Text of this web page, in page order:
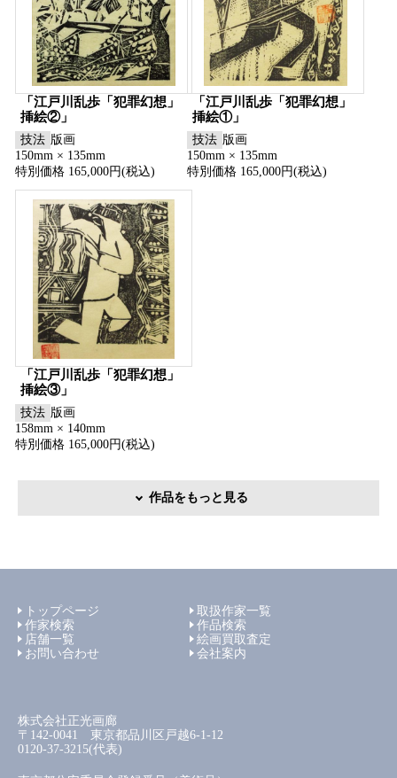
「江戸川乱歩「犯罪幻想」
挿絵②」
技法 版画
150mm × 135mm
特別価格 165,000円(税込)
「江戸川乱歩「犯罪幻想」
挿絵①」
技法 版画
150mm × 135mm
特別価格 165,000円(税込)
「江戸川乱歩「犯罪幻想」
挿絵③」
技法 版画
158mm × 140mm
特別価格 165,000円(税込)
作品をもっと見る
トップページ
取扱作家一覧
作家検索
作品検索
店舗一覧
絵画買取査定
お問い合わせ
会社案内
株式会社正光画廊
〒142-0041 東京都品川区戸越6-1-12
0120-37-3215(代表)